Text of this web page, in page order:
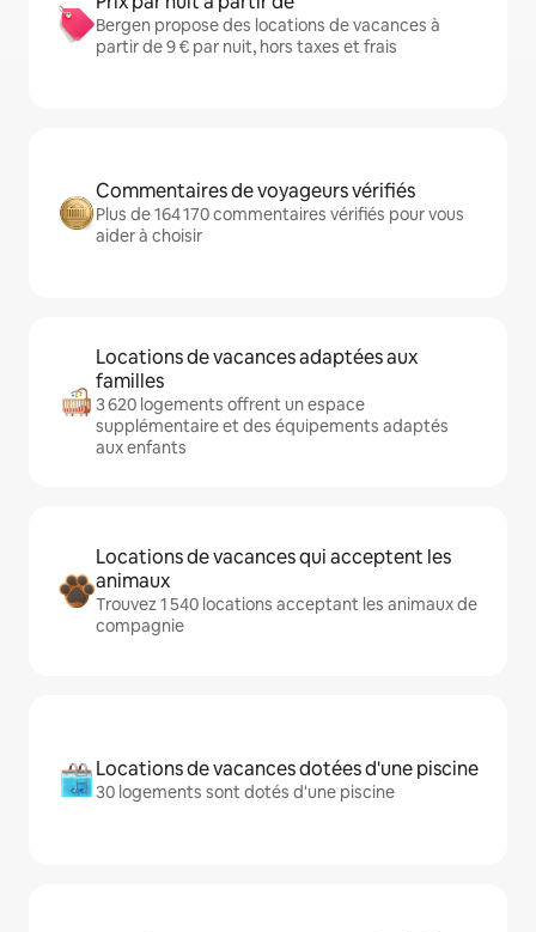
Bergen propose des locations de vacances à
partir de 9 € par nuit, hors taxes et frais
Commentaires de voyageurs vérifiés
Plus de 164 170 commentaires vérifiés pour vous
aider à choisir
Locations de vacances adaptées aux
familles
3 620 logements offrent un espace
supplémentaire et des équipements adaptés
aux enfants
Locations de vacances qui acceptent les
animaux
Trouvez 1 540 locations acceptant les animaux de
compagnie
Locations de vacances dotées d'une piscine
30 logements sont dotés d'une piscine